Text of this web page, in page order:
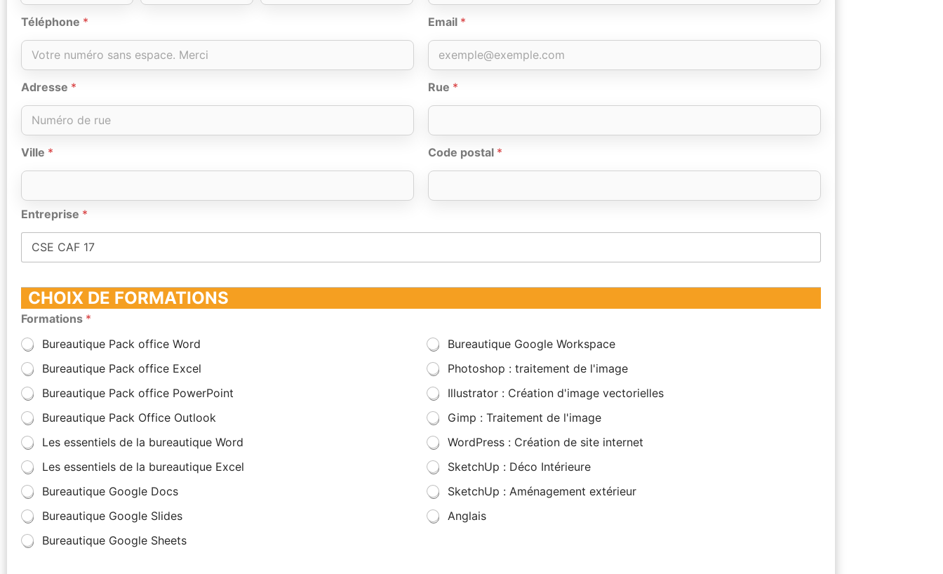
Téléphone *
Adresse *
Ville *
Email *
Rue *
Code postal *
Entreprise *
CHOIX DE FORMATIONS
Formations *
Bureautique Pack office Word
Bureautique Google Workspace
Bureautique Pack office Excel
Photoshop : traitement de l'image
Bureautique Pack office PowerPoint
Illustrator : Création d'image vectorielles
Bureautique Pack Office Outlook
Gimp : Traitement de l'image
Les essentiels de la bureautique Word
WordPress : Création de site internet
Les essentiels de la bureautique Excel
SketchUp : Déco Intérieure
Bureautique Google Docs
SketchUp : Aménagement extérieur
Bureautique Google Slides
Anglais
Bureautique Google Sheets